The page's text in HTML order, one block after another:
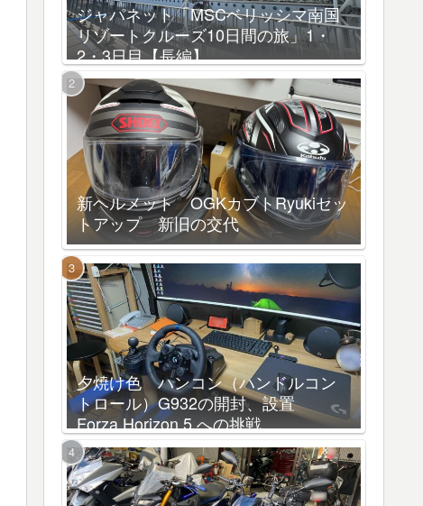
ジャパネット「MSCベリッシマ南国
リゾートクルーズ10日間の旅」1・
2・3日目【長編】
新ヘルメット OGKカブトRyukiセッ
トアップ 新旧の交代
夕焼け色 ハンコン（ハンドルコン
トロール）G932の開封、設置
Forza Horizon 5 への挑戦